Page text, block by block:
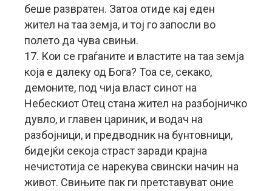
беше развратен. Затоа отиде кај еден
жител на таа земја, и тој го запосли во
полето да чува свињи.
17. Кои се граѓаните и властите на таа земја
која е далеку од Бога? Тоа се, секако,
демоните, под чија власт синот на
Небескиот Отец стана жител на разбојничко
дувло, и главен цариник, и водач на
разбојници, и предводник на бунтовници,
бидејќи секоја страст заради крајна
нечистотија се нарекува свински начин на
живот. Свињите пак ги претставуват оние